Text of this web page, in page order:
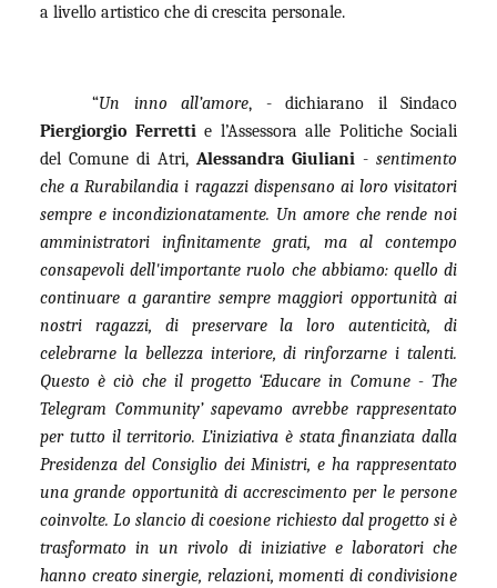
a livello artistico che di crescita personale.
“Un inno all’amore, - dichiarano il Sindaco
Piergiorgio Ferrettie l’Assessora alle Politiche Sociali
del Comune di Atri, Alessandra Giuliani - sentimento
che a Rurabilandia i ragazzi dispensano ai loro visitatori
sempre e incondizionatamente. Un amore che rende noi
amministratori infinitamente grati, ma al contempo
consapevoli dell'importante ruolo che abbiamo: quello di
continuare a garantire sempre maggiori opportunità ai
nostri ragazzi, di preservare la loro autenticità, di
celebrarne la bellezza interiore, di rinforzarne i talenti.
Questo è ciò che il progetto ‘Educare in Comune - The
Telegram Community’ sapevamo avrebbe rappresentato
per tutto il territorio. L’iniziativa è stata finanziata dalla
Presidenza del Consiglio dei Ministri, e ha rappresentato
una grande opportunità di accrescimento per le persone
coinvolte. Lo slancio di coesione richiesto dal progetto si è
trasformato in un rivolo di iniziative e laboratori che
hanno creato sinergie, relazioni, momenti di condivisione